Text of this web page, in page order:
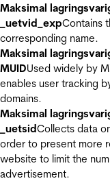
Maksimal
_uetvid_expContains
corresponding name.
Maksimal
MUIDUsed widely by
enables user tracking
domains.
Maksimal
_uetsidCollects data
order to present more
website to limit the
advertisement.